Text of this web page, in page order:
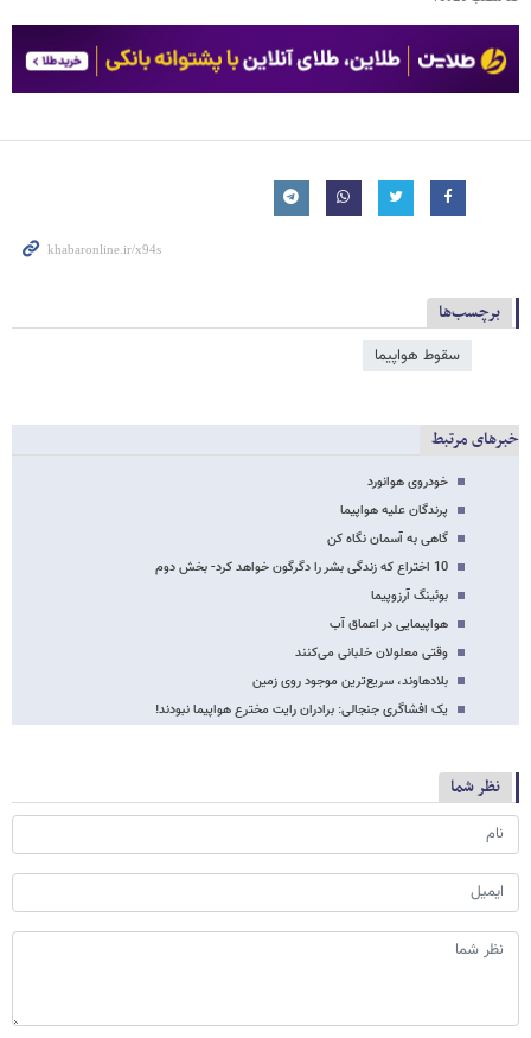
برچسب‌ها
سقوط هواپیما
خبرهای مرتبط
خودروی هوانورد
پرندگان علیه هواپیما
گاهی به آسمان نگاه کن
10 اختراع که زندگی بشر را دگرگون خواهد کرد- بخش دوم
بوئینگ آرزوپیما
هواپیمایی در اعماق آب
وقتی معلولان خلبانی می‌کنند
بلادهاوند، سریع‌ترین موجود روی زمین
یک افشاگری جنجالی: برادران رایت مخترع هواپیما نبودند!
نظر شما